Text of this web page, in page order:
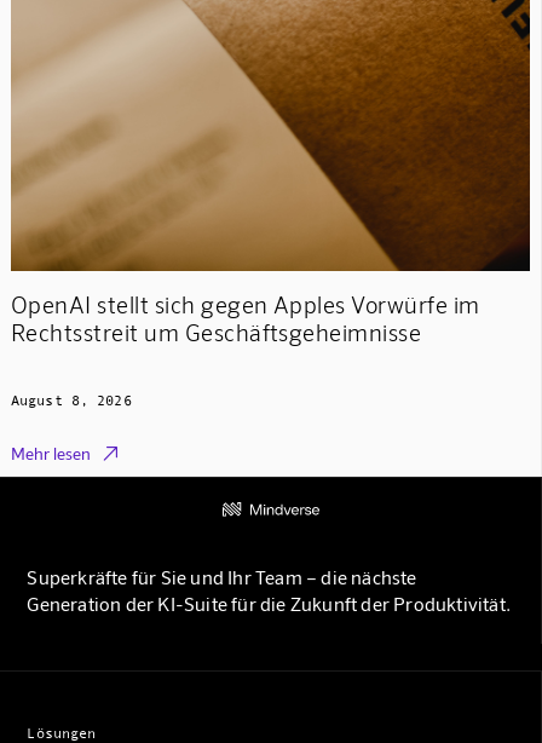
OpenAI stellt sich gegen Apples Vorwürfe im
Rechtsstreit um Geschäftsgeheimnisse
August 8, 2026
Mehr lesen 
Superkräfte für Sie und Ihr Team – die nächste
Generation der KI-Suite für die Zukunft der Produktivität.
Lösungen